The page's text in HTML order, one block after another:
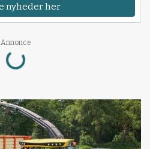
nyheder her
Annonce
Loading...